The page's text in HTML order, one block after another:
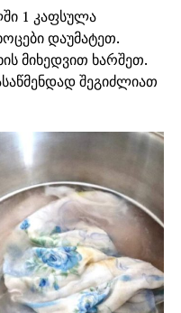
1 კაფსულა
დაუმატეთ.
მიხედვით ხარშეთ.
შეგიძლიათ